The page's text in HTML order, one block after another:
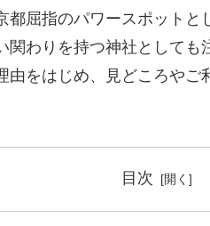
都屈指のパワースポット
関わりを持つ神社として
由をはじめ、見どころや
目次